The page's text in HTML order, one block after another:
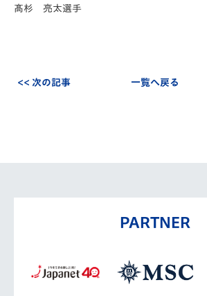
髙杉 亮太選手
<< 次の記事 一覧へ戻る
PARTNER